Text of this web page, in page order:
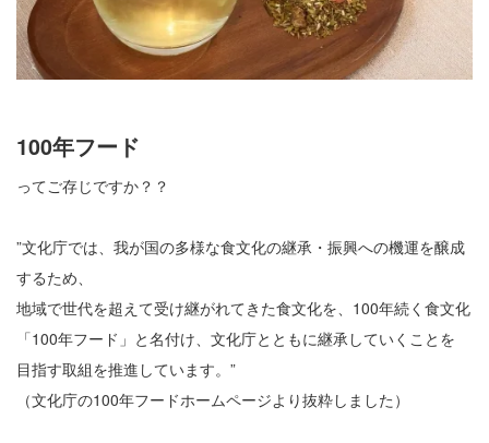
100年フード
ってご存じですか？？
”文化庁では、我が国の多様な食文化の継承・振興への機運を醸成
するため、
地域で世代を超えて受け継がれてきた食文化を、100年続く食文化
「100年フード」と名付け、文化庁とともに継承していくことを
目指す取組を推進しています。”
（文化庁の100年フードホームページより抜粋しました）